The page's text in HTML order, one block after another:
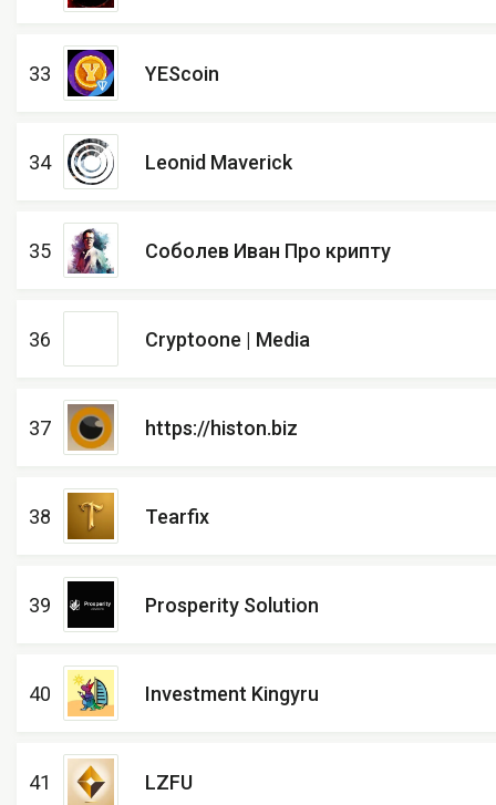
33 YEScoin
34 Leonid Maverick
35 Соболев Иван Про крипту
36 Cryptoone | Media
37 https://histon.biz
38 Tearfix
39 Prosperity Solution
40 Investment Kingyru
41 LZFU